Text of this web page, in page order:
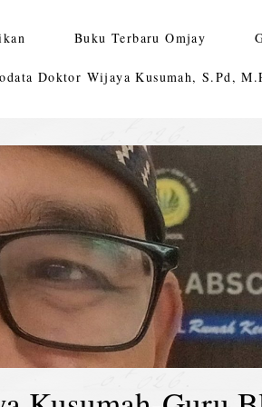
Buku Terbaru Omjay
Doktor Wijaya Kusumah, S.Pd,